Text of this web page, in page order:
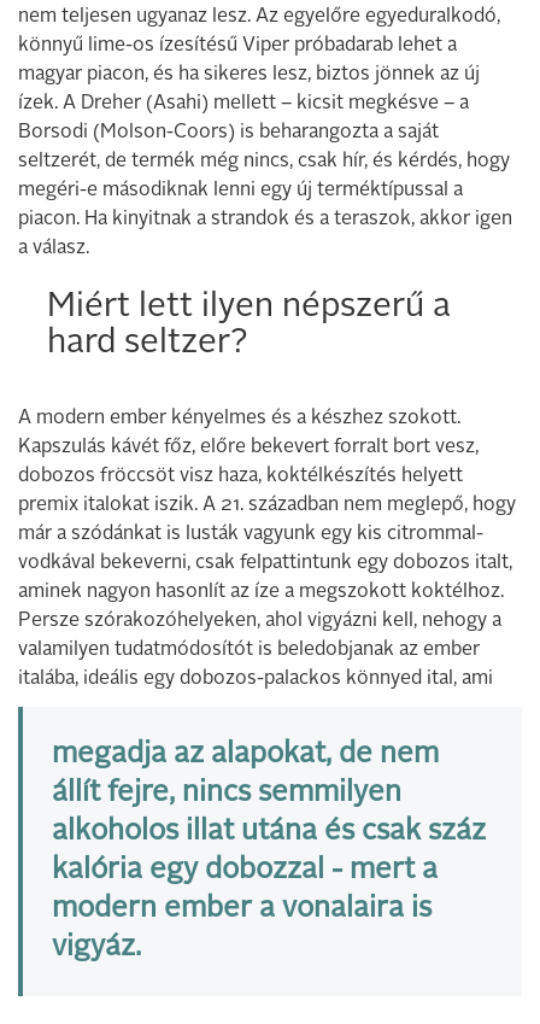
nem teljesen ugyanaz lesz. Az egyelőre egyeduralkodó,
könnyű lime-os ízesítésű Viper próbadarab lehet a
magyar piacon, és ha sikeres lesz, biztos jönnek az új
ízek. A Dreher (Asahi) mellett – kicsit megkésve – a
Borsodi (Molson-Coors) is beharangozta a saját
seltzerét, de termék még nincs, csak hír, és kérdés, hogy
megéri-e másodiknak lenni egy új terméktípussal a
piacon. Ha kinyitnak a strandok és a teraszok, akkor igen
a válasz.
Miért lett ilyen népszerű a
hard seltzer?
A modern ember kényelmes és a készhez szokott.
Kapszulás kávét főz, előre bekevert forralt bort vesz,
dobozos fröccsöt visz haza, koktélkészítés helyett
premix italokat iszik. A 21. században nem meglepő, hogy
már a szódánkat is lusták vagyunk egy kis citrommal-
vodkával bekeverni, csak felpattintunk egy dobozos italt,
aminek nagyon hasonlít az íze a megszokott koktélhoz.
Persze szórakozóhelyeken, ahol vigyázni kell, nehogy a
valamilyen tudatmódosítót is beledobjanak az ember
italába, ideális egy dobozos-palackos könnyed ital, ami
megadja az alapokat, de nem
állít fejre, nincs semmilyen
alkoholos illat utána és csak száz
kalória egy dobozzal - mert a
modern ember a vonalaira is
vigyáz.